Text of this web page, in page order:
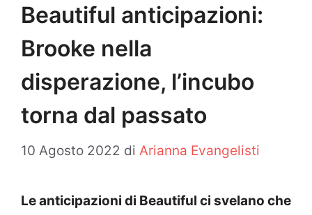
Beautiful anticipazioni:
Brooke nella
disperazione, l’incubo
torna dal passato
10 Agosto 2022 di Arianna Evangelisti
Le anticipazioni di Beautiful ci svelano che